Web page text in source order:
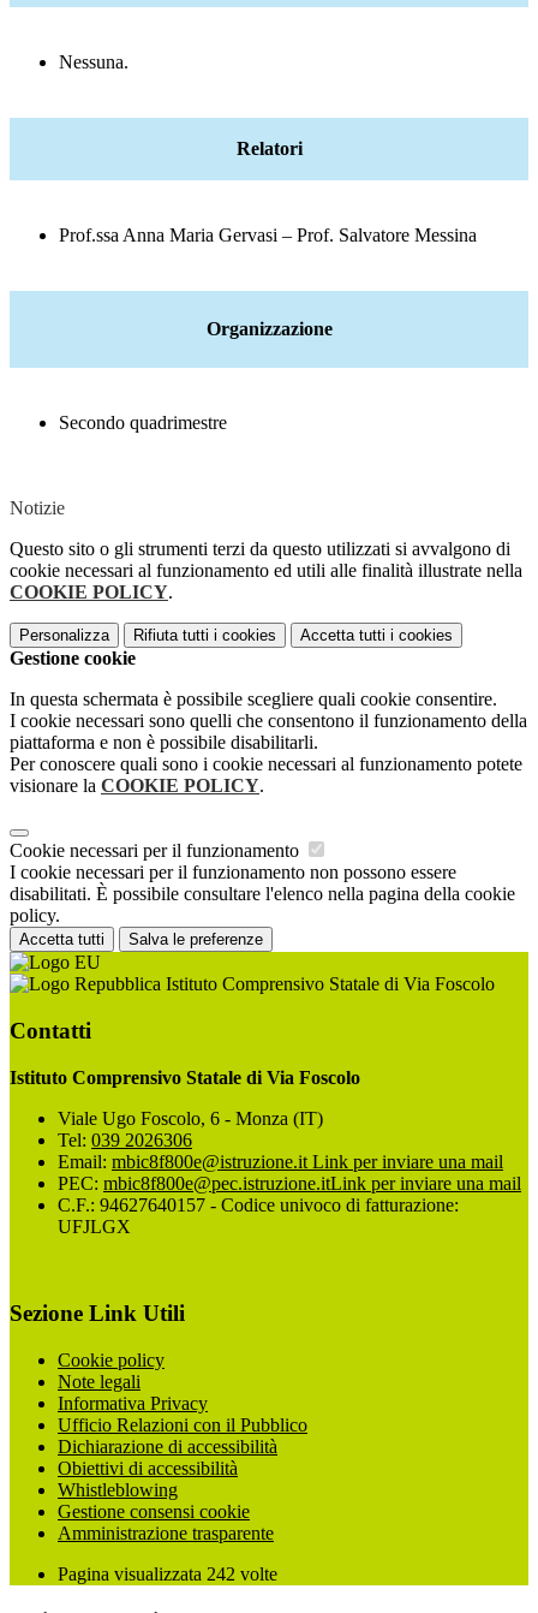
Nessuna.
Relatori
Prof.ssa Anna Maria Gervasi – Prof. Salvatore Messina
Organizzazione
Secondo quadrimestre
Notizie
Questo sito o gli strumenti terzi da questo utilizzati si avvalgono di
cookie necessari al funzionamento ed utili alle finalità illustrate nella
COOKIE POLICY.
Personalizza Rifiuta tutti i cookies Accetta tutti i cookies
Gestione cookie
In questa schermata è possibile scegliere quali cookie consentire.
I cookie necessari sono quelli che consentono il funzionamento della
piattaforma e non è possibile disabilitarli.
Per conoscere quali sono i cookie necessari al funzionamento potete
visionare la COOKIE POLICY.
Cookie necessari per il funzionamento
I cookie necessari per il funzionamento non possono essere
disabilitati. È possibile consultare l'elenco nella pagina della cookie
policy.
Accetta tutti Salva le preferenze
Istituto Comprensivo Statale di Via Foscolo
Contatti
Istituto Comprensivo Statale di Via Foscolo
Viale Ugo Foscolo, 6 - Monza (IT)
Tel: 039 2026306
Email: mbic8f800e@istruzione.it Link per inviare una mail
PEC: mbic8f800e@pec.istruzione.itLink per inviare una mail
C.F.: 94627640157 - Codice univoco di fatturazione:
UFJLGX
Sezione Link Utili
Cookie policy
Note legali
Informativa Privacy
Ufficio Relazioni con il Pubblico
Dichiarazione di accessibilità
Obiettivi di accessibilità
Whistleblowing
Gestione consensi cookie
Amministrazione trasparente
Pagina visualizzata 242 volte